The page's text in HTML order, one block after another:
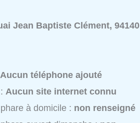
Jean Baptiste Clément, 94140
Aucun téléphone ajouté
Aucun site internet connu
à domicile : non renseigné